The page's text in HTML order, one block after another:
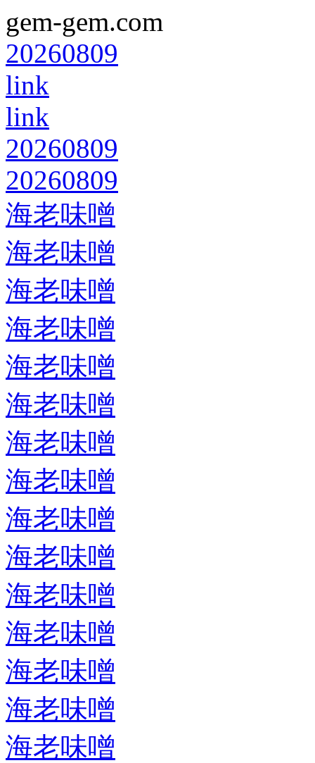
gem-gem.com
20260809
link
link
20260809
20260809
海老味噌
海老味噌
海老味噌
海老味噌
海老味噌
海老味噌
海老味噌
海老味噌
海老味噌
海老味噌
海老味噌
海老味噌
海老味噌
海老味噌
海老味噌